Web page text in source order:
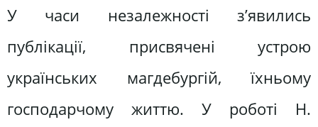
У часи незалежності з’явились
публікації, присвячені устрою
українських магдебургій, їхньому
господарчому життю. У роботі Н.